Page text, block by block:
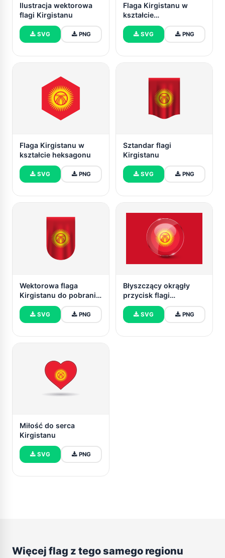
Ilustracja wektorowa
flagi Kirgistanu
SVG PNG
Flaga Kirgistanu w
kształcie
zaokrąglonego
heksagonu
SVG PNG
Flaga Kirgistanu w
kształcie heksagonu
SVG PNG
Sztandar flagi
Kirgistanu
SVG PNG
Wektorowa flaga
Kirgistanu do pobrania
za darmo (SVG, PNG)
SVG PNG
Błyszczący okrągły
przycisk flagi
Kirgistanu
SVG PNG
Miłość do serca
Kirgistanu
SVG PNG
Więcej flag z tego samego regionu